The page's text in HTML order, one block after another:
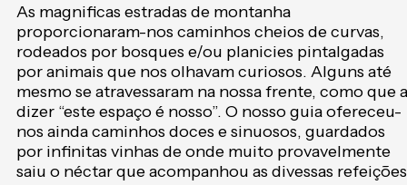
As magnificas estradas de montanha
proporcionaram-nos caminhos cheios de curvas,
rodeados por bosques e/ou planicies pintalgadas
por animais que nos olhavam curiosos. Alguns até
mesmo se atravessaram na nossa frente, como que a
dizer “este espaço é nosso”. O nosso guia ofereceu-
nos ainda caminhos doces e sinuosos, guardados
por infinitas vinhas de onde muito provavelmente
saiu o néctar que acompanhou as divessas refeições